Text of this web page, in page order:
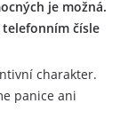
je možná.
čísle
charakter.
panice ani